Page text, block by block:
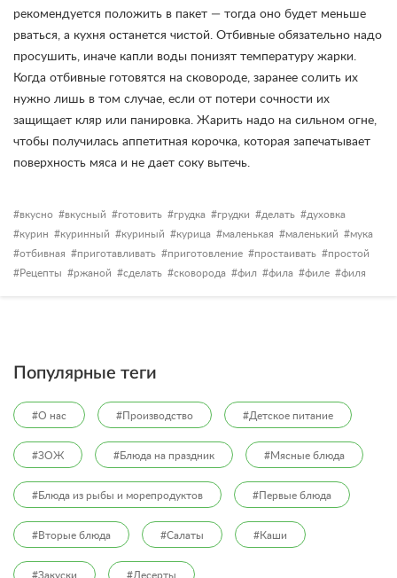
рекомендуется положить в пакет — тогда оно будет меньше
рваться, а кухня останется чистой. Отбивные обязательно надо
просушить, иначе капли воды понизят температуру жарки.
Когда отбивные готовятся на сковороде, заранее солить их
нужно лишь в том случае, если от потери сочности их
защищает кляр или панировка. Жарить надо на сильном огне,
чтобы получилась аппетитная корочка, которая запечатывает
поверхность мяса и не дает соку вытечь.
вкусно вкусный готовить грудка грудки делать
духовка
курин
куринный куриный курица маленькая маленький
мука
отбивная
приготавливать приготовление простаивать
простой
Рецепты
ржаной сделать сковорода фил фила филе филя
Популярные теги
#О нас #Производство #Детское питание
#ЗОЖ #Блюда на праздник #Мясные блюда
#Блюда из рыбы и морепродуктов #Первые блюда
#Вторые блюда #Салаты #Каши
#Закуски #Десерты